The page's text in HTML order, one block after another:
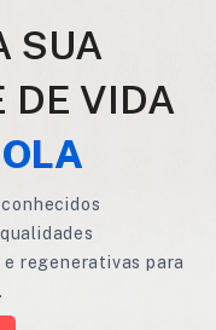
SUA
DE VIDA
regenerativas para